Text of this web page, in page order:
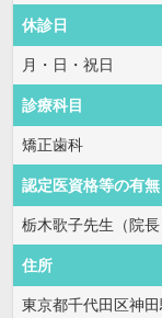
休診日
月・日・祝日
診療科目
矯正歯科
認定医資格等の有無
栃木歌子先生（院
住所
東京都千代田区神